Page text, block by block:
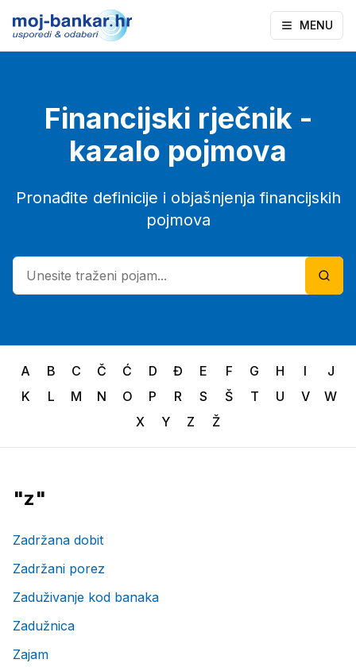
MENU
Financijski rječnik -
kazalo pojmova
Pronađite definicije i objašnjenja financijskih
pojmova
A B C Č Ć D Đ E F G H I
J
K
L M N O P R S Š T U V
W
X
Y Z Ž
"z"
Zadržana dobit
Zadržani porez
Zaduživanje kod banaka
Zadužnica
Zajam